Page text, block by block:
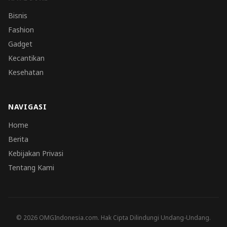
Bisnis
Fashion
Gadget
Kecantikan
Kesehatan
NAVIGASI
Home
Berita
Kebijakan Privasi
Tentang Kami
© 2026 OMGIndonesia.com. Hak Cipta Dilindungi Undang-Undang.